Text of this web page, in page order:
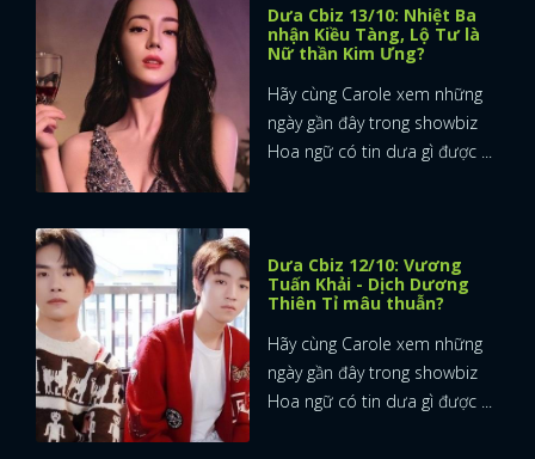
Dưa Cbiz 13/10: Nhiệt Ba
nhận Kiều Tàng, Lộ Tư là
Nữ thần Kim Ưng?
Hãy cùng Carole xem những
ngày gần đây trong showbiz
Hoa ngữ có tin dưa gì được ...
Dưa Cbiz 12/10: Vương
Tuấn Khải - Dịch Dương
Thiên Tỉ mâu thuẫn?
Hãy cùng Carole xem những
ngày gần đây trong showbiz
Hoa ngữ có tin dưa gì được ...